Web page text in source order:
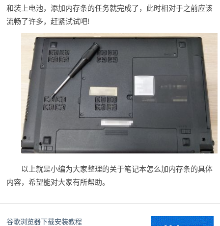
和装上电池，添加内存条的任务就完成了，此时相对于之前应该
流畅了许多，赶紧试试吧!
以上就是小编为大家整理的关于笔记本怎么加内存条的具体
内容，希望能对大家有所帮助。
谷歌浏览器下载安装教程